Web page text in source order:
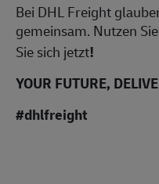
Bei DHL Freight
gemeinsam. Nutzen
Sie sich jetzt!
YOUR FUTURE,
#dhlfreight